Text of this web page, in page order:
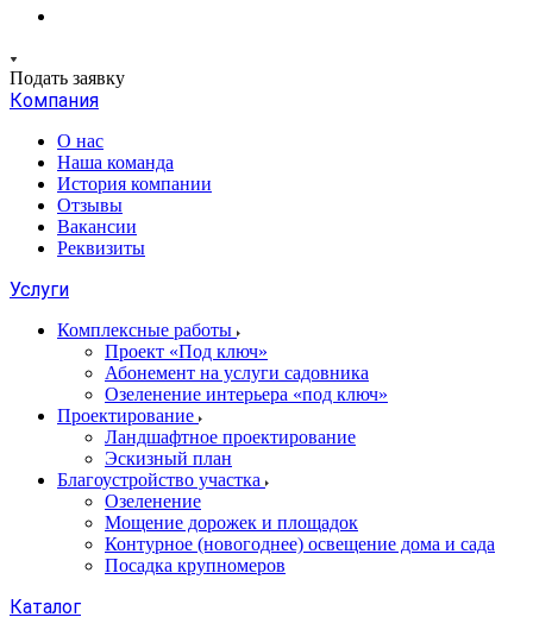
Подать заявку
Компания
О нас
Наша команда
История компании
Отзывы
Вакансии
Реквизиты
Услуги
Комплексные работы
Проект «Под ключ»
Абонемент на услуги садовника
Озеленение интерьера «под ключ»
Проектирование
Ландшафтное проектирование
Эскизный план
Благоустройство участка
Озеленение
Мощение дорожек и площадок
Контурное (новогоднее) освещение дома и сада
Посадка крупномеров
Каталог